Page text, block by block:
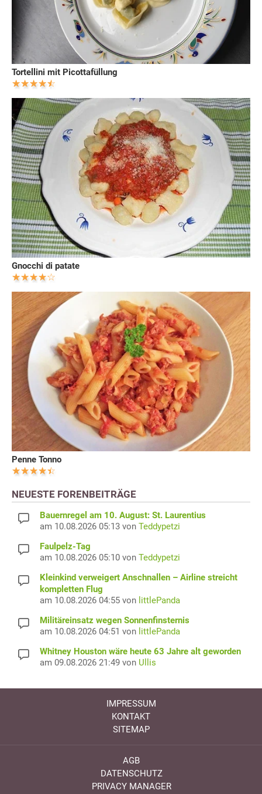
Tortellini mit Picottafüllung
Gnocchi di patate
Penne Tonno
NEUESTE FORENBEITRÄGE
Bauernregel am 10. August: St. Laurentius
am 10.08.2026 05:13 von Teddypetzi
Faulpelz-Tag
am 10.08.2026 05:10 von Teddypetzi
Kleinkind verweigert Anschnallen – Airline streicht
kompletten Flug
am 10.08.2026 04:55 von littlePanda
Militäreinsatz wegen Sonnenfinsternis
am 10.08.2026 04:51 von littlePanda
Whitney Houston wäre heute 63 Jahre alt geworden
am 09.08.2026 21:49 von Ullis
IMPRESSUM
KONTAKT
SITEMAP
AGB
DATENSCHUTZ
PRIVACY MANAGER